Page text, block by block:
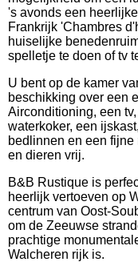
's avonds een
Frankrijk 'Chambres
huiselijke
spelletje te doen of tv
U bent op de kamer
beschikking over een
Airconditioning, een
waterkoker, een
bedlinnen en een
en dieren vrij.
B&B Rustique is
heerlijk vertoeven op
centrum van Oost-
om de Zeeuwse
prachtige
Walcheren rijk is.